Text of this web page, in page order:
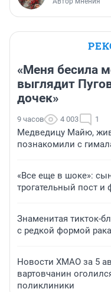
«Меня бесила
выглядит
дочек»
9 часов 4 003 1
Медведицу Майю,
познакомили с
«Все еще в шоке»:
трогательный пост и
Знаменитая тикток-
с редкой формой
Новости ХМАО за 5
вартовчанин
поликлиники